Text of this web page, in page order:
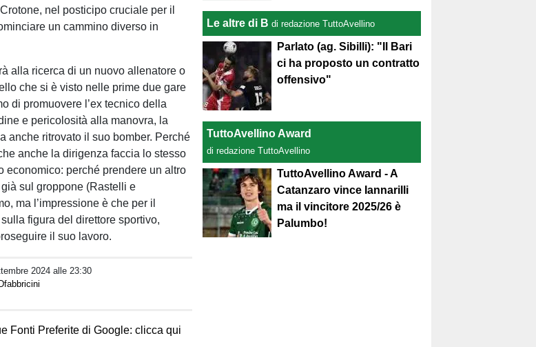
nel posticipo cruciale per il
un cammino diverso in
alla ricerca di un nuovo allenatore o
che si è visto nelle prime due gare
di promuovere l’ex tecnico della
e pericolosità alla manovra, la
anche ritrovato il suo bomber. Perché
anche la dirigenza faccia lo stesso
economico: perché prendere un altro
sul groppone (Rastelli e
ma l’impressione è che per il
figura del direttore sportivo,
il suo lavoro.
2024 alle 23:30
Fonti Preferite di Google: clicca qui
Le altre di B di redazione TuttoAvellino
Parlato (ag. Sibilli): "Il Bari
ci ha proposto un contratto
offensivo"
TuttoAvellino Award
di redazione TuttoAvellino
TuttoAvellino Award - A
Catanzaro vince Iannarilli
ma il vincitore 2025/26 è
Palumbo!